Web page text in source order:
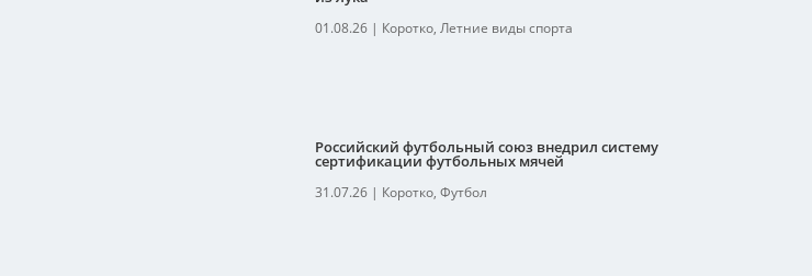
01.08.26| Коротко, Летние виды спорта
Российский футбольный союз внедрил систему
сертификации футбольных мячей
31.07.26| Коротко, Футбол